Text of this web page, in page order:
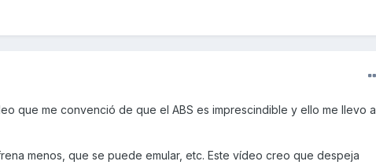
que me convenció de que el ABS es imprescindible y ello me llevo a
menos, que se puede emular, etc. Este vídeo creo que despeja